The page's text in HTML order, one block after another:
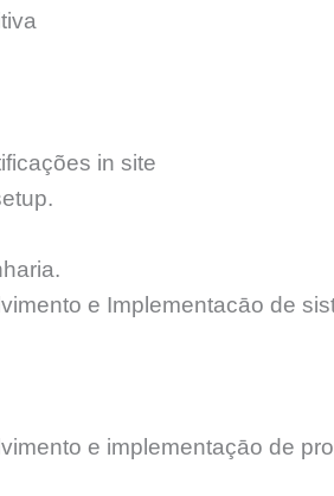
in site
e Implementacāo de
e implementaçāo de